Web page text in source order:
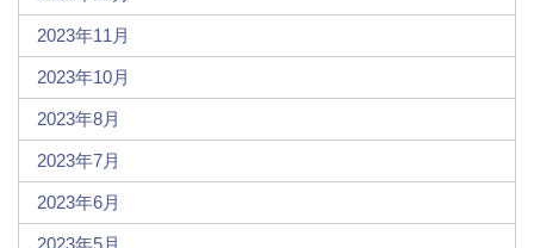
2023年11月
2023年10月
2023年8月
2023年7月
2023年6月
2023年5月